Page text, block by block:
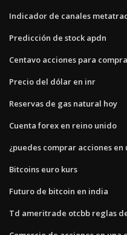
Indicador de canales
Predicción de stock apdn
Centavo acciones para
Precio del dólar en inr
Reservas de gas natural hoy
Cuenta forex en reino unido
¿puedes comprar acciones en
Bitcoins euro kurs
Futuro de bitcoin en india
Td ameritrade otcbb reglas